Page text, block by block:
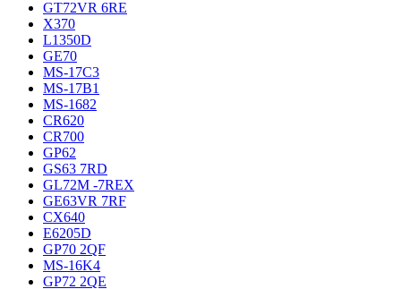
GT72VR 6RE
X370
L1350D
GE70
MS-17C3
MS-17B1
MS-1682
CR620
CR700
GP62
GS63 7RD
GL72M -7REX
GE63VR 7RF
CX640
E6205D
GP70 2QF
MS-16K4
GP72 2QE